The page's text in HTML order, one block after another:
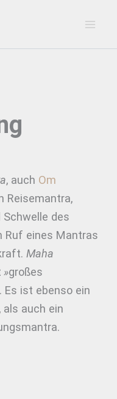
, auch Om
Reisemantra,
Schwelle des
Ruf eines Mantras
Maha
»großes
Es ist ebenso ein
als auch ein